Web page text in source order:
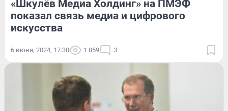
«Шкулёв Медиа Холдинг» на ПМЭФ
показал связь медиа и цифрового
искусства
6 июня, 2024, 17:30 1 859 3